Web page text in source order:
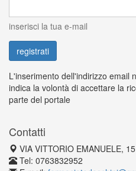
inserisci la tua e-mail
L'inserimento dell'indirizzo email
indica la volontà di accettare la
parte del portale
Contatti
VIA VITTORIO EMANUELE,
Tel: 0763832952